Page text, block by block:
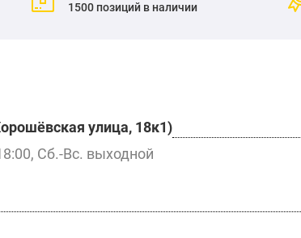
1500 позиций в наличии
улица, 18к1)
Сб.-Вс. выходной